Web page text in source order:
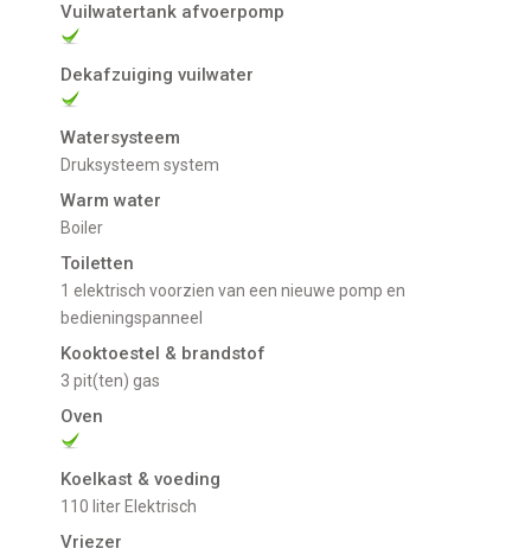
Vuilwatertank afvoerpomp
Dekafzuiging vuilwater
Watersysteem
Druksysteem system
Warm water
Boiler
Toiletten
1 elektrisch voorzien van een nieuwe pomp en
bedieningspanneel
Kooktoestel & brandstof
3 pit(ten) gas
Oven
Koelkast & voeding
110 liter Elektrisch
Vriezer